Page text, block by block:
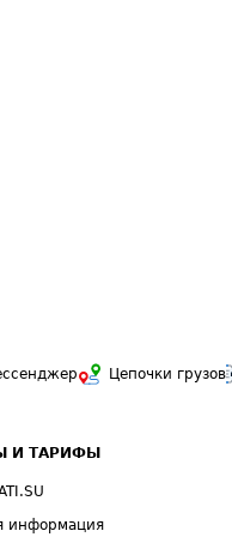
Цепочки грузов
И ТАРИФЫ
информация